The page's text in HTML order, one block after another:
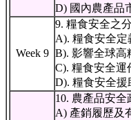
D) 國內農產品
Week 9
9. 糧食安全之
A). 糧食安全
B). 影響全球高
C). 糧食安全運
D). 糧食安全援
10. 農產品安全
A) 產銷履歷及